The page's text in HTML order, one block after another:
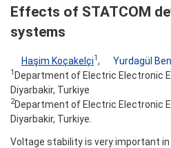
Effects of STATCOM
systems
Haşim Koçakelçi1 , Yurdagül
1 Department of Electric Electronic
Diyarbakir, Turkiye
2Department of Electric Electronic
Diyarbakir, Turkiye.
Voltage stability is very important